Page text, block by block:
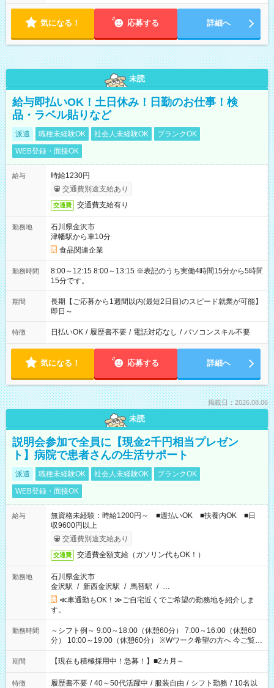
気になる！ 応募する 詳細へ
未読
給与即払いOK！土日休み！日勤のお仕事！検
品・ラベル貼りなど
派遣 職種未経験OK 社会人未経験OK
ブランクOK
WEB登録・面接OK
給与
時給1230円
交通費別途支給あり
交通費 交通費支給有り
勤務地
石川県金沢市
津幡駅から車10分
食品関連企業
勤務時間
8:00～12:15 8:00～13:15 ※表記のうち実働4時間15分から5時間
15分です。
期間
長期【ご応募から1週間以内(最短2日目)のスピード就業が可能】
即日～
特徴 日払いOK / 履歴書不要 / 電話対応なし / パソコンスキル不要
気になる！ 応募する 詳細へ
掲載日：2026.08.06
未読
説明会参加で全員に【現金2千円相当プレゼン
ト】病院で患者さんの生活サポート
派遣 職種未経験OK 社会人未経験OK
ブランクOK
WEB登録・面接OK
給与
無資格未経験：時給1200円～ ■週払いOK ■扶養内OK ■日
収9600円以上
交通費別途支給あり
交通費 交通費全額支給（ガソリン代もOK！）
勤務地
石川県金沢市
金沢駅 / 新西金沢駅 / 馬替駅 / …
≪車通勤もOK！≫ご自宅近くでご希望の勤務地を紹介しま
す。
勤務時間
～シフト例～ 9:00～18:00（休憩60分） 7:00～16:00（休憩60
分） 10:00～19:00（休憩60分） ※Wワーク希望の方へ 今ご覧の
お仕事で希望する勤務時間と、もう1つのお仕事の勤務時間の合
計が 週40時間を超えなければOKです。
期間 【現在も積極採用中！急募！】■2カ月～
特徴 履歴書不要 / 40～50代活躍中 / 服装自由 / シフト勤務 / 10名以